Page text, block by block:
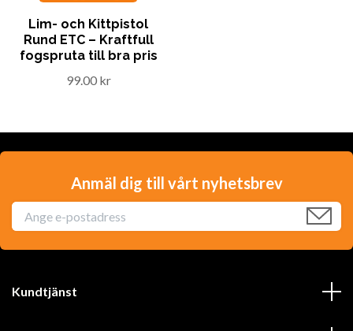
Lim- och Kittpistol
Rund ETC – Kraftfull
fogspruta till bra pris
99.00 kr
Anmäl dig till vårt nyhetsbrev
Kundtjänst